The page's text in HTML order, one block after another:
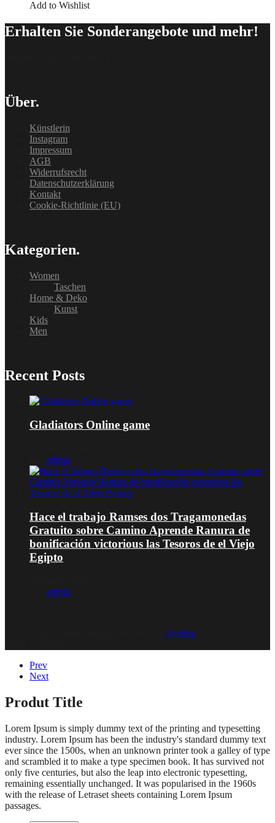
Add to Wishlist
Erhalten Sie Sonderangebote und mehr!
Über.
Künstlerin
Instagram
Impressum
AGB
Widerrufsrecht
Datenschutzerklärung
Kontakt
Cookie-Richtlinie (EU)
Kategorien.
Women
Taschen
Home & Deko
Kunst
Kids
Men
Recent Posts
Gladiators Online game
admin
Hace el trabajo Ramses dos Tragamonedas
Gratuito sobre Camino Aprende Ranura de
bonificación victorious las Tesoros de el Viejo
Egipto
admin
Acentis
Prev
Next
Produt Title
Lorem Ipsum is simply dummy text of the printing and typesetting
industry. Lorem Ipsum has been the industry's standard dummy text
ever since the 1500s, when an unknown printer took a galley of type
and scrambled it to make a type specimen book. It has survived not
only five centuries, but also the leap into electronic typesetting,
remaining essentially unchanged. It was popularised in the 1960s
with the release of Letraset sheets containing Lorem Ipsum
passages.